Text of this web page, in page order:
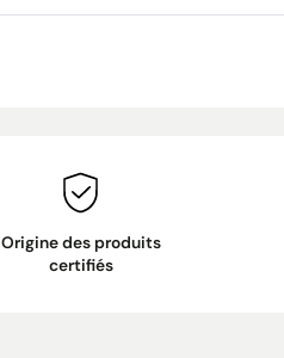
Origine des produits
certifiés